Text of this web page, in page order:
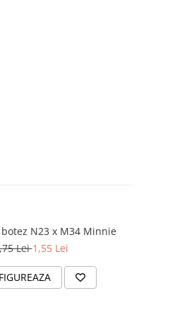
N23 x M34 Minnie
Lei1,55 Lei